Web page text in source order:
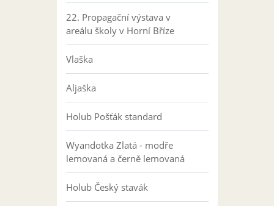
22. Propagační výstava v
areálu školy v Horní Bříze
Vlaška
Aljaška
Holub Pošťák standard
Wyandotka Zlatá - modře
lemovaná a černě lemovaná
Holub Český stavák